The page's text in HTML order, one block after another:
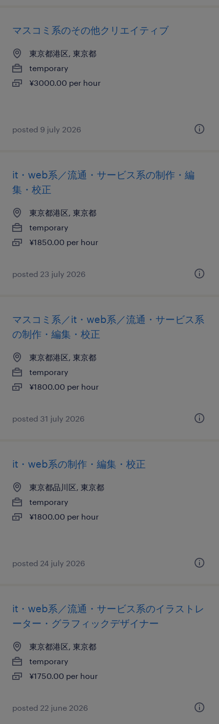
マスコミ系のその他クリエイティブ
東京都港区, 東京都
temporary
¥3000.00 per hour
posted 9 july 2026
it・web系／流通・サービス系の制作・編
集・校正
東京都港区, 東京都
temporary
¥1850.00 per hour
posted 23 july 2026
マスコミ系／it・web系／流通・サービス系
の制作・編集・校正
東京都港区, 東京都
temporary
¥1800.00 per hour
posted 31 july 2026
it・web系の制作・編集・校正
東京都品川区, 東京都
temporary
¥1800.00 per hour
posted 24 july 2026
it・web系／流通・サービス系のイラストレ
ーター・グラフィックデザイナー
東京都港区, 東京都
temporary
¥1750.00 per hour
posted 22 june 2026